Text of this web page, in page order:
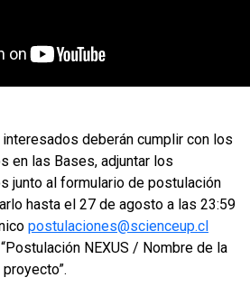
deberán cumplir con los
en las Bases, adjuntar los
junto al formulario de postulación
hasta el 27 de agosto a las 23:59
postulaciones@scienceup.cl
NEXUS / Nombre de la